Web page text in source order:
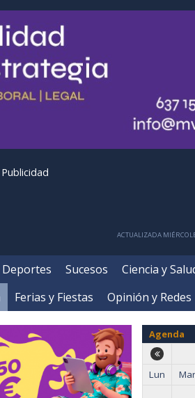
Publicidad
ACTUALIZADA
Deportes Sucesos Ciencia y
Ferias y Fiestas Opinión y Redes
Agenda
Lun
Mar